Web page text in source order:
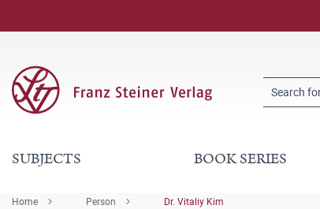
SUBJECTS BOOK SERIES
Home Person Dr. Vitaliy Kim